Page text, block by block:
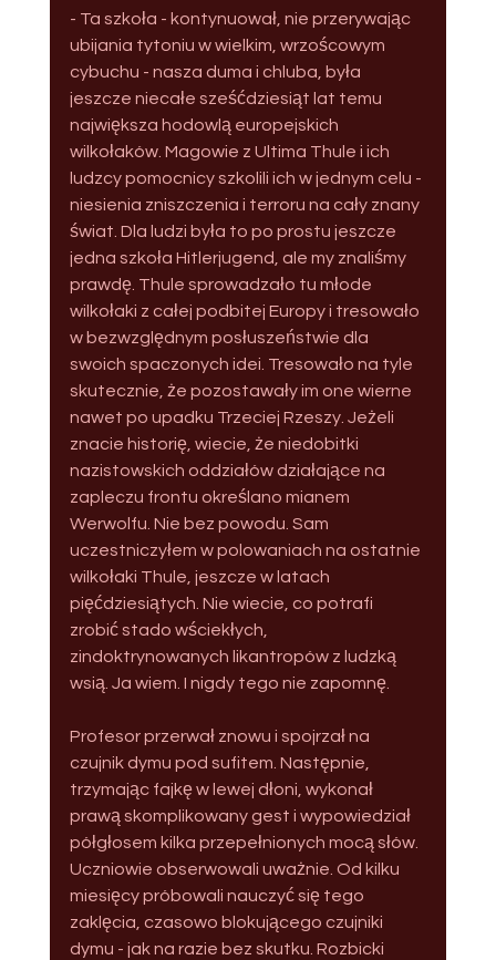
- Ta szkoła - kontynuował, nie przerywając
ubijania tytoniu w wielkim, wrzoścowym
cybuchu - nasza duma i chluba, była
jeszcze niecałe sześćdziesiąt lat temu
największa hodowlą europejskich
wilkołaków. Magowie z Ultima Thule i ich
ludzcy pomocnicy szkolili ich w jednym celu -
niesienia zniszczenia i terroru na cały znany
świat. Dla ludzi była to po prostu jeszcze
jedna szkoła Hitlerjugend, ale my znaliśmy
prawdę. Thule sprowadzało tu młode
wilkołaki z całej podbitej Europy i tresowało
w bezwzględnym posłuszeństwie dla
swoich spaczonych idei. Tresowało na tyle
skutecznie, że pozostawały im one wierne
nawet po upadku Trzeciej Rzeszy. Jeżeli
znacie historię, wiecie, że niedobitki
nazistowskich oddziałów działające na
zapleczu frontu określano mianem
Werwolfu. Nie bez powodu. Sam
uczestniczyłem w polowaniach na ostatnie
wilkołaki Thule, jeszcze w latach
pięćdziesiątych. Nie wiecie, co potrafi
zrobić stado wściekłych,
zindoktrynowanych likantropów z ludzką
wsią. Ja wiem. I nigdy tego nie zapomnę.
Profesor przerwał znowu i spojrzał na
czujnik dymu pod sufitem. Następnie,
trzymając fajkę w lewej dłoni, wykonał
prawą skomplikowany gest i wypowiedział
półgłosem kilka przepełnionych mocą słów.
Uczniowie obserwowali uważnie. Od kilku
miesięcy próbowali nauczyć się tego
zaklęcia, czasowo blokującego czujniki
dymu - jak na razie bez skutku. Rozbicki